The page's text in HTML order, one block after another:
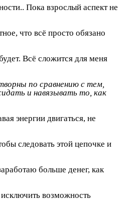
Пока взрослый аспект не
что всё просто обязано
Всё сложится для меня
по сравнению с тем,
и навязывать то, как
энергии двигаться, не
следовать этой цепочке и
больше денег, как
исключить возможность